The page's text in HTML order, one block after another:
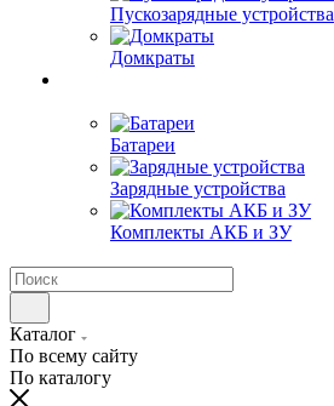
Пускозарядные устройства
Домкраты
Батареи
Зарядные устройства
Комплекты АКБ и ЗУ
Каталог
По всему сайту
По каталогу